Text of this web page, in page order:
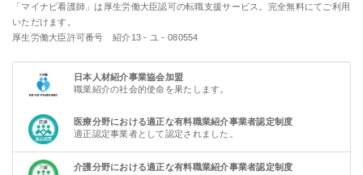
「マイナビ看護師」は厚生労働大臣認可の転職支援サービス。完全無料にてご利用
いただけます。
厚生労働大臣許可番号 紹介13 - ユ - 080554
日本人材紹介事業協会加盟
職業紹介の社会的使命を果たします。
医療分野における適正な有料職業紹介事業者認定制度
適正認定事業者として認定されました。
介護分野における適正な有料職業紹介事業者認定制度